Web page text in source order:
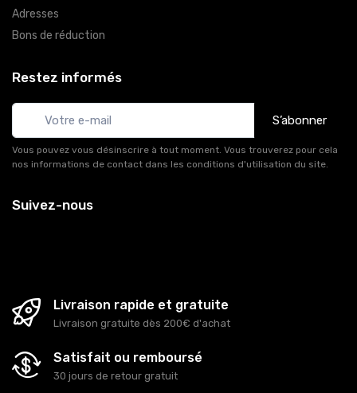
Adresses
Bons de réduction
Restez informés
S’abonner
Vous pouvez vous désinscrire à tout moment. Vous trouverez pour cela
nos informations de contact dans les conditions d'utilisation du site.
Suivez-nous
Livraison rapide et gratuite
Livraison gratuite dès 200€ d'achat
Satisfait ou remboursé
30 jours de retour gratuit